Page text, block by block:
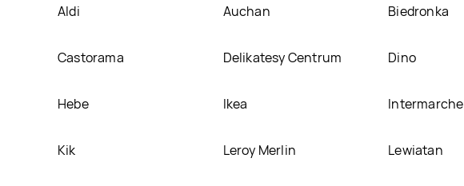
Aldi Auchan Biedronka
Castorama Delikatesy Centrum Dino
Hebe Ikea Intermarche
Kik Leroy Merlin Lewiatan